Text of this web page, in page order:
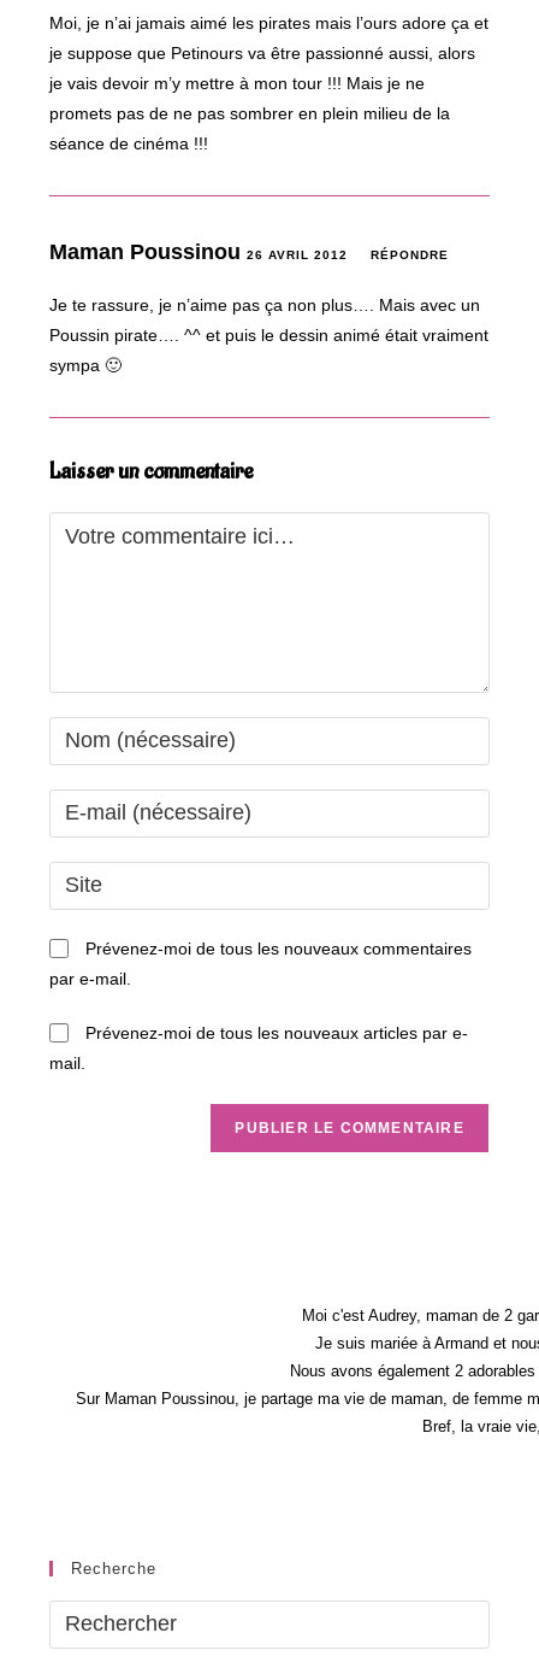
Moi, je n’ai jamais aimé les pirates mais l’ours adore ça et
je suppose que Petinours va être passionné aussi, alors
je vais devoir m’y mettre à mon tour !!! Mais je ne
promets pas de ne pas sombrer en plein milieu de la
séance de cinéma !!!
Maman Poussinou26 AVRIL 2012 RÉPONDRE
Je te rassure, je n’aime pas ça non plus…. Mais avec un
Poussin pirate…. ^^ et puis le dessin animé était vraiment
sympa 🙂
Laisser un commentaire
Comment
Enter
your
name
comment
Enter
your
email
address
comment
Saisir
l’URL
de
(facultatif)
Prévenez-moi de tous les nouveaux commentaires
par e-mail.
Prévenez-moi de tous les nouveaux articles par e-
mail.
Moi c'est Audrey, maman de 2
Je suis mariée à Armand et
Nous avons également 2
Sur Maman Poussinou, je partage ma vie de maman, de femme
Bref, la vraie
Recherche